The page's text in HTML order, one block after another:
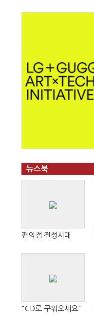
뉴스북
편의점 전성시대
"CD로 구워오세요"